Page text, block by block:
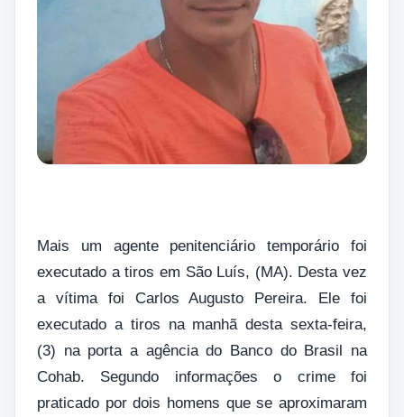
Mais um agente penitenciário temporário foi
executado a tiros em São Luís, (MA). Desta vez
a vítima foi Carlos Augusto Pereira. Ele foi
executado a tiros na manhã desta sexta-feira,
(3) na porta a agência do Banco do Brasil na
Cohab. Segundo informações o crime foi
praticado por dois homens que se aproximaram